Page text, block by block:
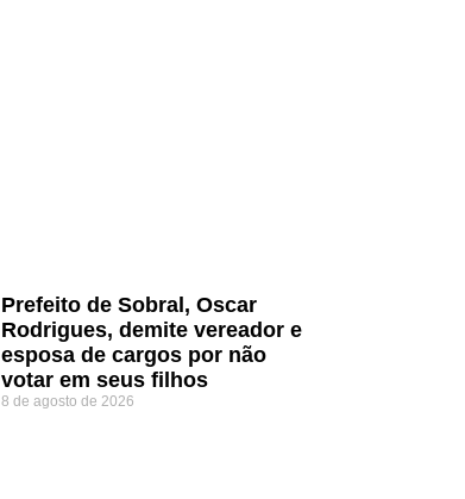
Prefeito de Sobral, Oscar
Rodrigues, demite vereador e
esposa de cargos por não
votar em seus filhos
8 de agosto de 2026